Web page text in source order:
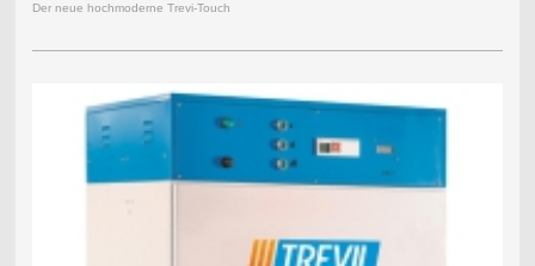
Der neue hochmoderne Trevi-Touch